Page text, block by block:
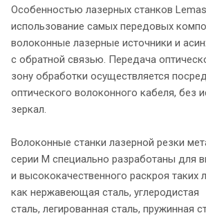
Особенностью лазерных станков
использование самых передовых
волоконные лазерные источники и
с обратной связью. Передача
зону обработки осуществляется
оптического волоконного кабеля, без
зеркал.
Волоконные станки лазерной резки
серии M специально разработаны для
и высококачественного раскроя таких
как нержавеющая сталь, углеродистая
сталь, легированная сталь, пружинная